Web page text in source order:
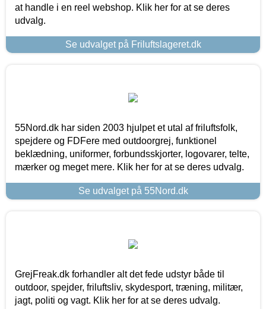
at handle i en reel webshop. Klik her for at se deres
udvalg.
Se udvalget på Friluftslageret.dk
55Nord.dk har siden 2003 hjulpet et utal af friluftsfolk,
spejdere og FDFere med outdoorgrej, funktionel
beklædning, uniformer, forbundsskjorter, logovarer, telte,
mærker og meget mere. Klik her for at se deres udvalg.
Se udvalget på 55Nord.dk
GrejFreak.dk forhandler alt det fede udstyr både til
outdoor, spejder, friluftsliv, skydesport, træning, militær,
jagt, politi og vagt. Klik her for at se deres udvalg.